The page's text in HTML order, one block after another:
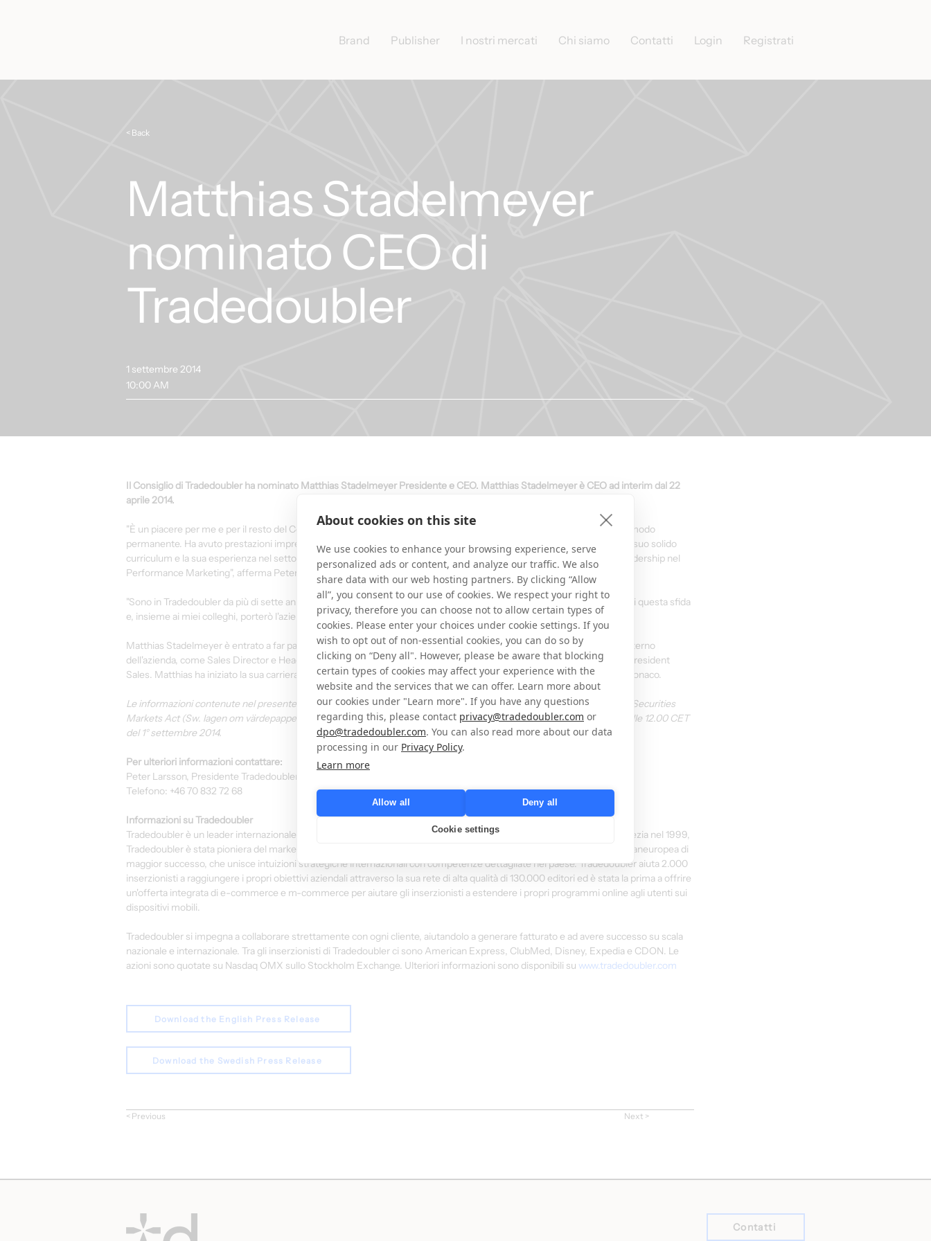
Brand Publisher I nostri mercati Chi siamo Contatti Login Registrati
< Back
Matthias Stadelmeyer
nominato CEO di
Tradedoubler
1 settembre 2014
10:00 AM
Il Consiglio di Tradedoubler ha nominato Matthias Stadelmeyer Presidente e CEO. Matthias Stadelmeyer è CEO ad interim dal 22
aprile 2014.
"È un piacere per me e per il resto del Consiglio di annunciare che Matthias Stadelmeyer assumerà la carica di CEO in modo
permanente. Ha avuto prestazioni impressionanti durante il periodo in cui ha ricoperto il ruolo di CEO ad interim. Con il suo solido
curriculum e la sua esperienza nel settore, Matthias è la persona ideale per portare Tradedoubler a una posizione di leadership nel
Performance Marketing", afferma Peter Larsson, Presidente del Consiglio di Tradedoubler.
"Sono in Tradedoubler da più di sette anni e la nomina a CEO dell'azienda mi rende molto orgoglioso. Sono entusiasta di questa sfida
e, insieme ai miei colleghi, porterò l'azienda a un nuovo livello", afferma Matthias Stadelmeyer, CEO di Tradedoubler.
Matthias Stadelmeyer è entrato a far parte di Tradedoubler nel 2007 e ha ricoperto diverse posizioni di leadership all'interno
dell'azienda, come Sales Director e Head of Technology in Germania, Regional Director for Market Unit DACH e Vice President
Sales. Matthias ha iniziato la sua carriera come Teamleader per Online Marketing presso CANCOM IT Systeme AG, Monaco.
Le informazioni contenute nel presente annuncio devono essere divulgate da Tradedoubler AB ai sensi dello Swedish Securities
Markets Act (Sw. lagen om värdepappersmarknaden). Queste informazioni sono state rilasciate per la pubblicazione alle 12.00 CET
del 1° settembre 2014.
Per ulteriori informazioni contattare:
Peter Larsson, Presidente Tradedoubler
Telefono: +46 70 832 72 68
Informazioni su Tradedoubler
Tradedoubler è un leader internazionale nel marketing digitale e nella tecnologia basati sulle prestazioni. Fondata in Svezia nel 1999,
Tradedoubler è stata pioniera del marketing di affiliazione in Europa e rimane la società di marketing delle prestazioni paneuropea di
maggior successo, che unisce intuizioni strategiche internazionali con competenze dettagliate nel paese. Tradedoubler aiuta 2.000
inserzionisti a raggiungere i propri obiettivi aziendali attraverso la sua rete di alta qualità di 130.000 editori ed è stata la prima a offrire
un'offerta integrata di e-commerce e m-commerce per aiutare gli inserzionisti a estendere i propri programmi online agli utenti sui
dispositivi mobili.
Tradedoubler si impegna a collaborare strettamente con ogni cliente, aiutandolo a generare fatturato e ad avere successo su scala
nazionale e internazionale. Tra gli inserzionisti di Tradedoubler ci sono American Express, ClubMed, Disney, Expedia e CDON. Le
azioni sono quotate su Nasdaq OMX sullo Stockholm Exchange. Ulteriori informazioni sono disponibili su www.tradedoubler.com
Download the English Press Release
Download the Swedish Press Release
< Previous Next >
Contatti
About cookies on this site
We use cookies to enhance your browsing experience, serve
personalized ads or content, and analyze our traffic. We also
share data with our web hosting partners. By clicking “Allow
all”, you consent to our use of cookies. We respect your right to
privacy, therefore you can choose not to allow certain types of
cookies. Please enter your choices under cookie settings. If you
wish to opt out of non-essential cookies, you can do so by
clicking on “Deny all". However, please be aware that blocking
certain types of cookies may affect your experience with the
website and the services that we can offer. Learn more about
our cookies under "Learn more". If you have any questions
regarding this, please contact privacy@tradedoubler.com or
dpo@tradedoubler.com. You can also read more about our data
processing in our Privacy Policy.
Learn more
Allow all Deny all
Cookie settings